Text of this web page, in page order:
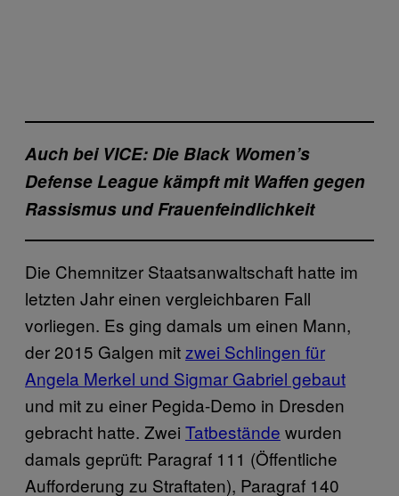
Auch bei VICE: Die Black Women’s
Defense League kämpft mit Waffen gegen
Rassismus und Frauenfeindlichkeit
Die Chemnitzer Staatsanwaltschaft hatte im
letzten Jahr einen vergleichbaren Fall
vorliegen. Es ging damals um einen Mann,
der 2015 Galgen mitzwei Schlingen für
Angela Merkel und Sigmar Gabriel gebaut
und mit zu einer Pegida-Demo in Dresden
gebracht hatte. Zwei Tatbestände wurden
damals geprüft: Paragraf 111 (Öffentliche
Aufforderung zu Straftaten), Paragraf 140